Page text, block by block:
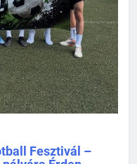
Fesztivál –